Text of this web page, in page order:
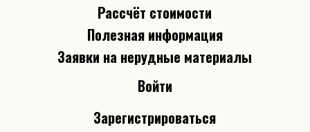
Рассчёт стоимости
Полезная информация
Заявки на нерудные материалы
Войти
Зарегистрироваться